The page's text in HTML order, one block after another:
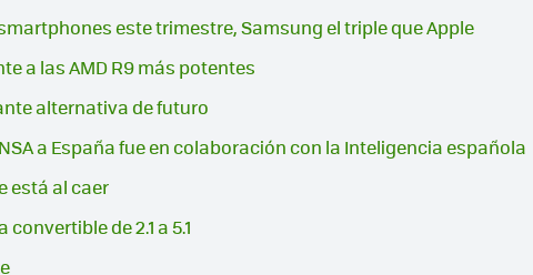
este trimestre, Samsung el triple que Apple
a las AMD R9 más potentes
alternativa de futuro
a España fue en colaboración con la Inteligencia española
está al caer
de 2.1 a 5.1